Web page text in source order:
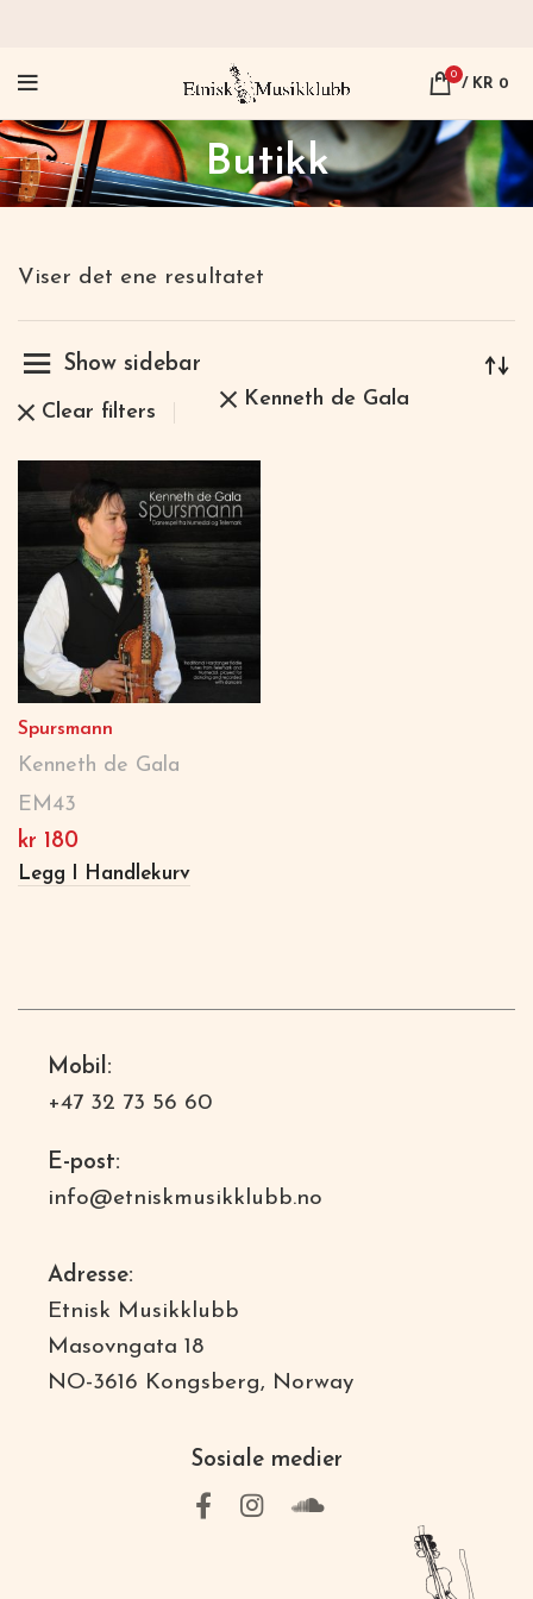
0
/ KR 0
Butikk
Viser det ene resultatet
Show sidebar
Clear filters
Kenneth de Gala
Spursmann
Kenneth de Gala
EM43
kr 180
Legg I Handlekurv
Mobil:
+47 32 73 56 60
E-post:
info@etniskmusikklubb.no
Adresse:
Etnisk Musikklubb
Masovngata 18
NO-3616 Kongsberg, Norway
Sosiale medier